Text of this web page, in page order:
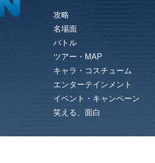
トロ達がやってきた！
PSO2は現在 PC版の他に PlayStation
Vita版がありますが、Vita版のロビー
はトロとクロがいます。 そして彼
の依頼を果たすことでなんと彼ら...
攻略
名場面
バトル
ツアー・MAP
キャラ・コスチューム
エンターテインメント
イベント・キャンペーン
笑える、面白